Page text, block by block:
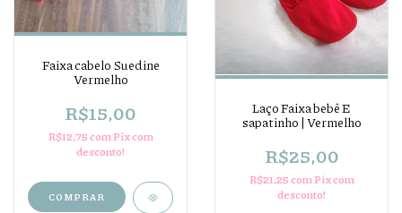
Faixa cabelo Suedine
Vermelho
R$15,00
R$12,75comPix com
desconto!
Laço Faixa bebê E
sapatinho | Vermelho
R$25,00
R$21,25comPix com
desconto!